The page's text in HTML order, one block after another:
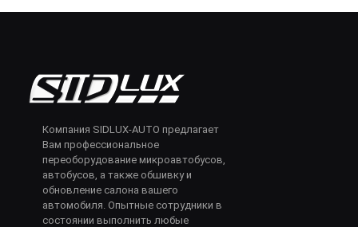
Компания SIDLUX-AUTO предлагает
Вам профессиональное
переоборудование микроавтобусов,
автобусов, а также обшивку и
обновление салона вашего
автомобиля. Опытные сотрудники в
состоянии выполнить любые